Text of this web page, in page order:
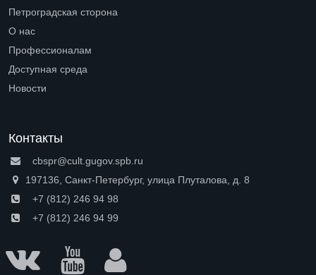
Петроградская сторона
О нас
Профессионалам
Доступная среда
Новости
Контакты
cbspr@cult.gugov.spb.ru
197136, Санкт-Петербург, улица Плуталова, д. 8
+7 (812) 246 94 98
+7 (812) 246 94 99